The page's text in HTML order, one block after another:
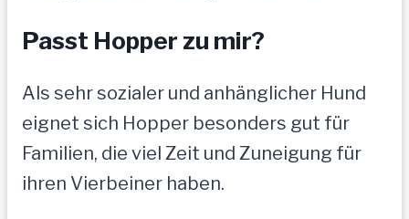
Passt Hopper zu mir?
Als sehr sozialer und anhänglicher Hund
eignet sich Hopper besonders gut für
Familien, die viel Zeit und Zuneigung für
ihren Vierbeiner haben.